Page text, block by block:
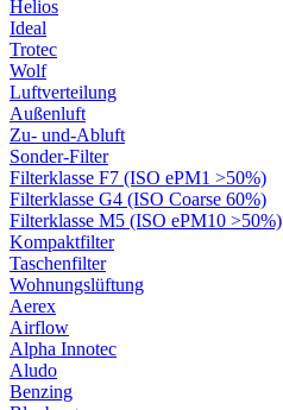
Helios
Ideal
Trotec
Wolf
Luftverteilung
Außenluft
Zu- und-Abluft
Sonder-Filter
Filterklasse F7 (ISO ePM1 >50%)
Filterklasse G4 (ISO Coarse 60%)
Filterklasse M5 (ISO ePM10 >50%)
Kompaktfilter
Taschenfilter
Wohnungslüftung
Aerex
Airflow
Alpha Innotec
Aludo
Benzing